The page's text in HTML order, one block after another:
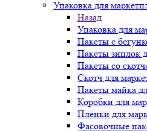
Упаковка для
Назад
Упаковка для
Пакеты с
Пакеты зиплок
Пакеты со
Скотч для
Пакеты майка
Коробки для
Плёнки для
Фасовочные